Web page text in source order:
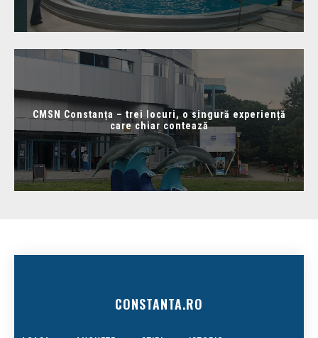
CMSN Constanța – trei locuri, o singură experiență
care chiar contează
CONSTANTA.RO